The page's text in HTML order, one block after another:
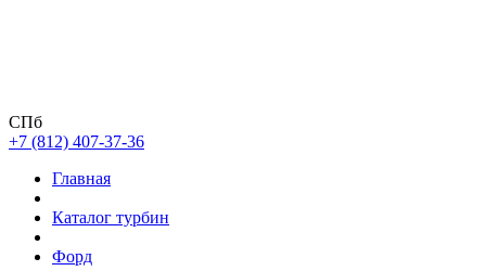
СПб
+7 (812) 407-37-36
Главная
Каталог турбин
Форд